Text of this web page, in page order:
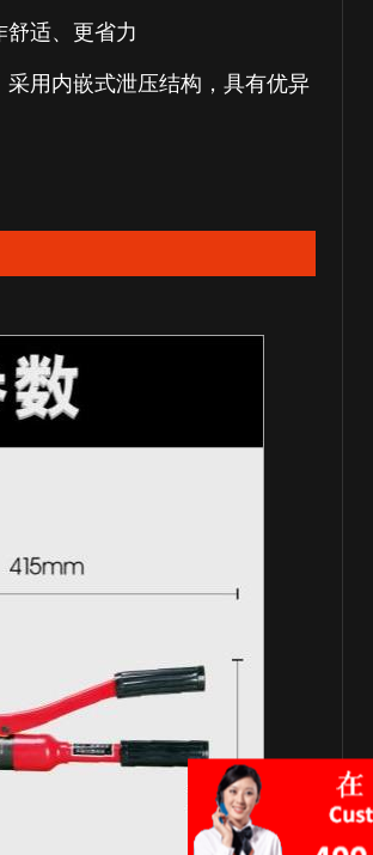
适、更省力
用内嵌式泄压结构，具有优异